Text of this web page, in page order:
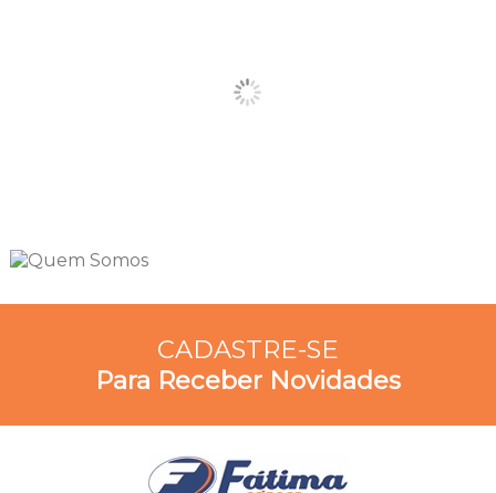
CADASTRE-SE
Para Receber Novidades